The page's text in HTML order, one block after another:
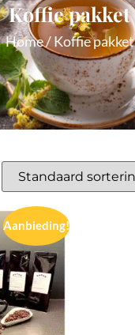
Koffie pakket
Home/ Koffie pakket
Aanbieding!